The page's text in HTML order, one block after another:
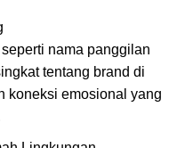
nama panggilan
tentang brand di
koneksi emosional yang